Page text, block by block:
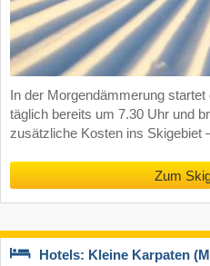
In der Morgendämmerung
täglich bereits um 7.30 Uhr und
zusätzliche Kosten ins Skigebiet
Zum
Hotels: Kleine Karpaten